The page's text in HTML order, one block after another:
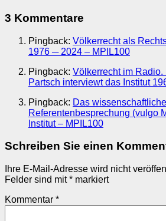
3 Kommentare
Pingback: Völkerrecht als
1976 ─ 2024 – MPIL100
Pingback: Völkerrecht im Radio.
Partsch interviewt das Institut
Pingback: Das
Referentenbesprechung (vulgo
Institut – MPIL100
Schreiben Sie einen
Ihre E-Mail-Adresse wird nicht
Felder sind mit* markiert
Kommentar *